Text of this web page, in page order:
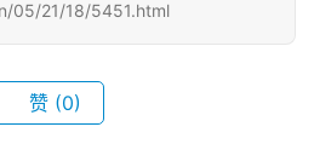
05/21/18/5451.html
赞 (0)